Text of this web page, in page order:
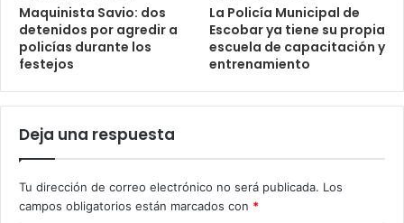
Maquinista Savio: dos
detenidos por agredir a
policías durante los
festejos
La Policía Municipal de
Escobar ya tiene su propia
escuela de capacitación y
entrenamiento
Deja una respuesta
Tu dirección de correo electrónico no será publicada. Los
campos obligatorios están marcados con *